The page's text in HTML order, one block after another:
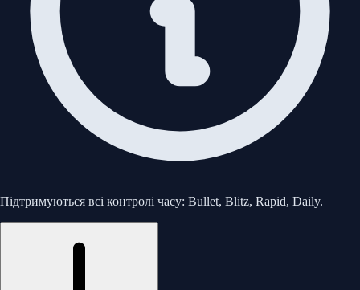
Підтримуються всі контролі часу: Bullet, Blitz, Rapid, Daily.